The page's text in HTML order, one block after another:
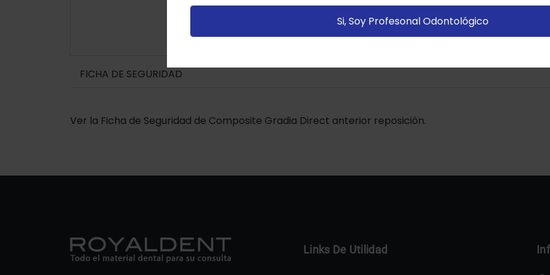
FICHA DE SEGURIDAD
Ver la Ficha de Seguridad de Composite Gradia Direct anterior reposición.
Links De Utilidad
Si, Soy Profesonal Odontológico